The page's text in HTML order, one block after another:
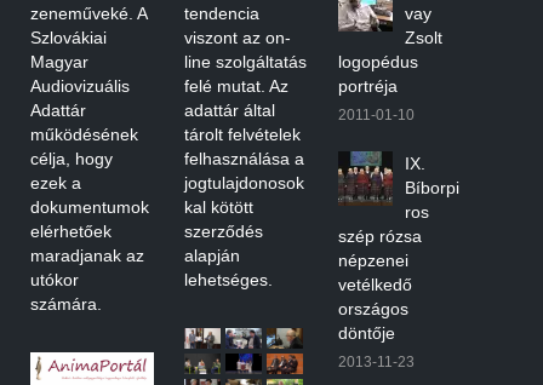
zeneműveké. A
Szlovákiai
Magyar
Audiovizuális
Adattár
működésének
célja, hogy
ezek a
dokumentumok
elérhetőek
maradjanak az
utókor
számára.
tendencia
viszont az on-
line szolgáltatás
felé mutat. Az
adattár által
tárolt felvételek
felhasználása a
jogtulajdonosok
kal kötött
szerződés
alapján
lehetséges.
vay
Zsolt
logopédus
portréja
2011-01-10
IX.
Bíborpi
ros
szép rózsa
népzenei
vetélkedő
országos
döntője
2013-11-23